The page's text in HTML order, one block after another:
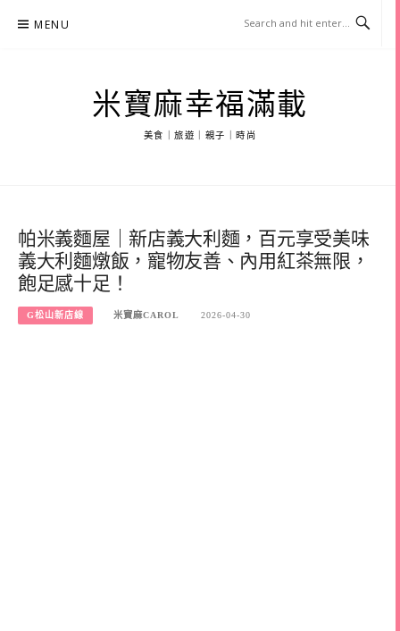
MENU
米寶麻幸福滿載
美食｜旅遊｜親子｜時尚
帕米義麵屋｜新店義大利麵，百元享受美味
義大利麵燉飯，寵物友善、內用紅茶無限，
飽足感十足！
G松山新店線 米寶麻CAROL 2026-04-30